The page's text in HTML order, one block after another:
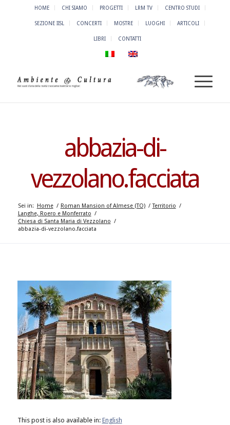
HOME CHI SIAMO PROGETTI LRM TV CENTRO STUDI
SEZIONE IISL CONCERTI MOSTRE LUOGHI ARTICOLI
LIBRI CONTATTI
abbazia-di-
vezzolano.facciata
Sei in: Home / Roman Mansion of Almese (TO) / Territorio /
Langhe, Roero e Monferrato /
Chiesa di Santa Maria di Vezzolano /
abbazia-di-vezzolano.facciata
This post is also available in: English